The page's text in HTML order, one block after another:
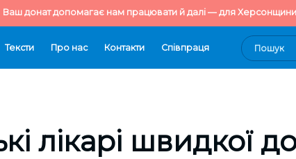
Ваш донат допомагає нам працювати й далі — для Херсонщини
Тексти Про нас Контакти Cпівпраця
лікарі швидкої